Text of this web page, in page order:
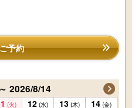
予約
2026/8/14
(火) 12 (水) 13 (木) 14 (金)